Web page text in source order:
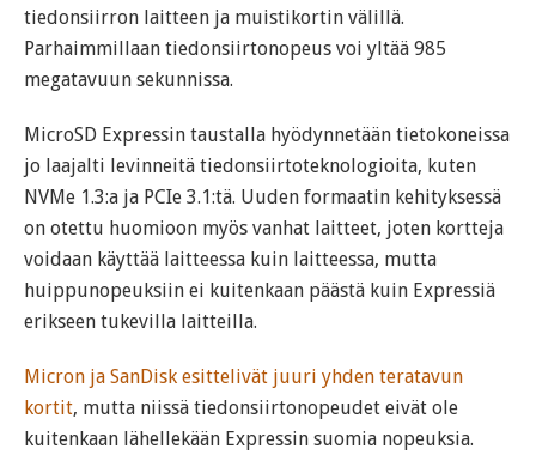
tiedonsiirron laitteen ja muistikortin välillä.
Parhaimmillaan tiedonsiirtonopeus voi yltää 985
megatavuun sekunnissa.
MicroSD Expressin taustalla hyödynnetään tietokoneissa
jo laajalti levinneitä tiedonsiirtoteknologioita, kuten
NVMe 1.3:a ja PCIe 3.1:tä. Uuden formaatin kehityksessä
on otettu huomioon myös vanhat laitteet, joten kortteja
voidaan käyttää laitteessa kuin laitteessa, mutta
huippunopeuksiin ei kuitenkaan päästä kuin Expressiä
erikseen tukevilla laitteilla.
Micron ja SanDisk esittelivät juuri yhden teratavun
kortit, mutta niissä tiedonsiirtonopeudet eivät ole
kuitenkaan lähellekään Expressin suomia nopeuksia.